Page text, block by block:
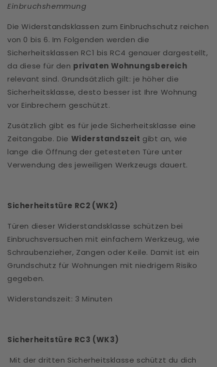
Einbruchshemmung
Die Widerstandsklassen zum Einbruchschutz reichen
von 0 bis 6. Im Folgenden werden die
Sicherheitsklassen RC1 bis RC4 genauer dargestellt,
da diese für den privaten Wohnungsbereich
relevant sind. Grundsätzlich gilt: je höher die
Sicherheitsklasse, desto besser ist Ihre Wohnung
vor Einbrechern geschützt.
Zusätzlich gibt es für jede Sicherheitsklasse eine
Zeitangabe. Die Widerstandszeit gibt an, wie
lange die Öffnung der getesteten Türe unter
Verwendung des jeweiligen Werkzeugs dauert.
Sicherheitstüre RC2 (WK2)
Türen dieser Widerstandsklasse schützen bei
Einbruchsversuchen mit einfachem Werkzeug, wie
Schraubenzieher, Zangen oder Keile. Damit ist ein
Grundschutz für Wohnungen mit niedrigem Risiko
gegeben.
Widerstandszeit: 3 Minuten
Sicherheitstüre RC3 (WK3)
Mit der dritten Sicherheitsklasse schützt du dich